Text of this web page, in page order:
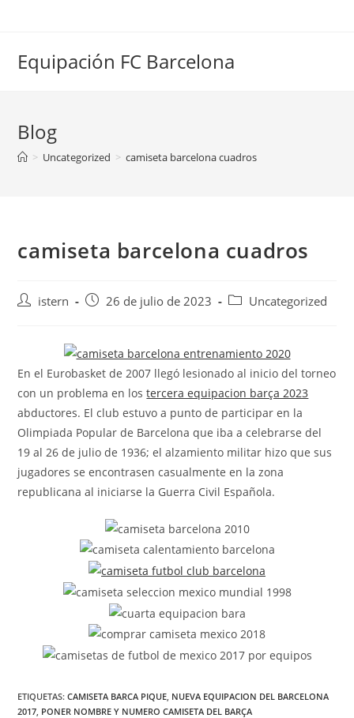
Equipación FC Barcelona
Blog
> Uncategorized > camiseta barcelona cuadros
camiseta barcelona cuadros
Autoristern
Publicación
entrada:
26 de julio de 2023
Categoría
entrada:
Uncategorized
En el Eurobasket de 2007 llegó lesionado al inicio del torneo
con un problema en lostercera equipacion barça 2023
abductores. El club estuvo a punto de participar en la
Olimpiada Popular de Barcelona que iba a celebrarse del
19 al 26 de julio de 1936; el alzamiento militar hizo que sus
jugadores se encontrasen casualmente en la zona
republicana al iniciarse la Guerra Civil Española.
ETIQUETAS:CAMISETA BARCA PIQUE, NUEVA EQUIPACION DEL BARCELONA
2017, PONER NOMBRE Y NUMERO CAMISETA DEL BARÇA